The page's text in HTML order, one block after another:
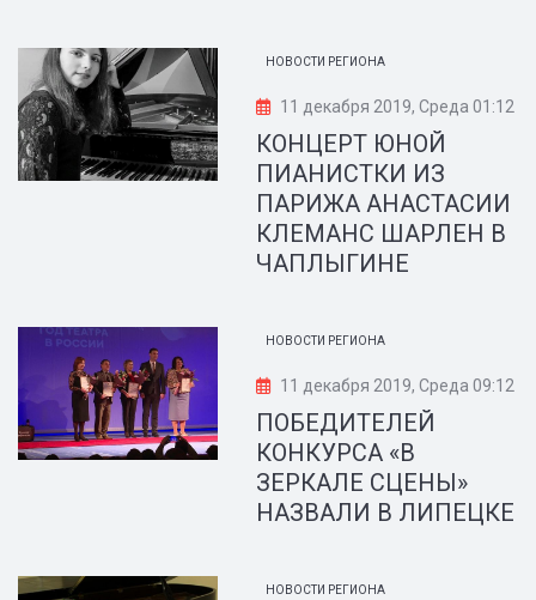
НОВОСТИ РЕГИОНА
11 декабря 2019, Среда 01:12
КОНЦЕРТ ЮНОЙ
ПИАНИСТКИ ИЗ
ПАРИЖА АНАСТАСИИ
КЛЕМАНС ШАРЛЕН В
ЧАПЛЫГИНЕ
НОВОСТИ РЕГИОНА
11 декабря 2019, Среда 09:12
ПОБЕДИТЕЛЕЙ
КОНКУРСА «В
ЗЕРКАЛЕ СЦЕНЫ»
НАЗВАЛИ В ЛИПЕЦКЕ
НОВОСТИ РЕГИОНА